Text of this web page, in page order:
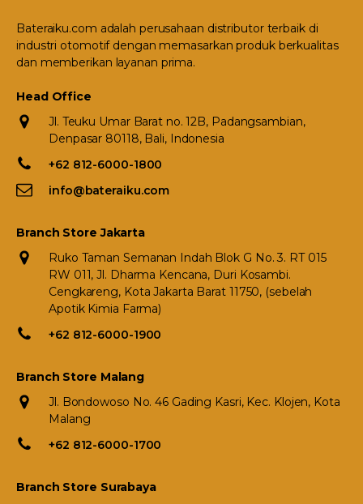
Bateraiku.com adalah perusahaan distributor terbaik di
industri otomotif dengan memasarkan produk berkualitas
dan memberikan layanan prima.
Head Office
Jl. Teuku Umar Barat no. 12B, Padangsambian,
Denpasar 80118, Bali, Indonesia
+62 812-6000-1800
info@bateraiku.com
Branch Store Jakarta
Ruko Taman Semanan Indah Blok G No. 3. RT 015
RW 011, Jl. Dharma Kencana, Duri Kosambi.
Cengkareng, Kota Jakarta Barat 11750, (sebelah
Apotik Kimia Farma)
+62 812-6000-1900
Branch Store Malang
Jl. Bondowoso No. 46 Gading Kasri, Kec. Klojen, Kota
Malang
+62 812-6000-1700
Branch Store Surabaya